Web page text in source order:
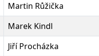
Martin Růžička
Marek Kindl
Jiří Procházka